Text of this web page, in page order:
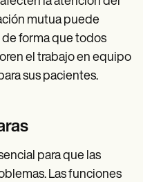
mutua puede
de forma que todos
el trabajo en equipo
sus pacientes.
para que las
Las funciones